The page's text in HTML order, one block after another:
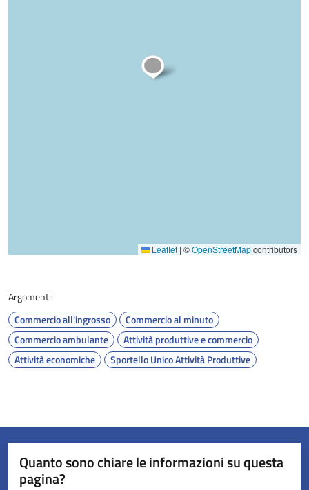
Leaflet | ©OpenStreetMapcontributors
Argomenti:
Commercio all'ingrosso
Commercio al minuto
Commercio ambulante
Attività produttive e commercio
Attività economiche
Sportello Unico Attività Produttive
Quanto sono chiare le informazioni su questa
pagina?